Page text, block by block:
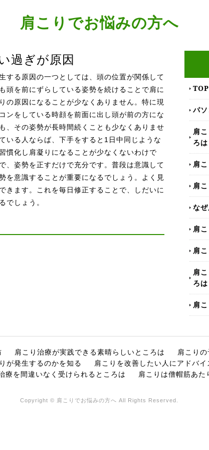
肩こりでお悩みの方へ
TOP
パ
肩
ろは
肩
肩
な
肩
肩
肩
ろは
肩
過ぎが原因
する原因の一つとしては、頭の位置が関係して
頭を前にずらしている姿勢を続けることで肩に
の原因になることが少なくありません。特に現
ンをしている時顔を前面に出し頭が前の方にな
、その姿勢が長時間続くことも少なくありませ
いる人ならば、下手をすると1日中同じような
慣化し肩凝りになることが少なくないわけで
、姿勢を正すだけで充分です。普段は意識して
を意識することが重要になるでしょう。よく見
きます。これを毎日修正することで、しだいに
でしょう。
肩こり治療が実践できる素晴らしいところは 肩こり
が発生するのかを知る 肩こりを改善したい人にアドバイ
療を間違いなく受けられるところは 肩こりは僧帽筋あた
Copyright © 肩こりでお悩みの方へ All Rights Reserved.